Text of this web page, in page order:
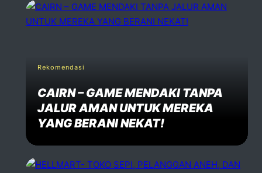
Rekomendasi
CAIRN – GAME MENDAKI TANPA
JALUR AMAN UNTUK MEREKA
YANG BERANI NEKAT!